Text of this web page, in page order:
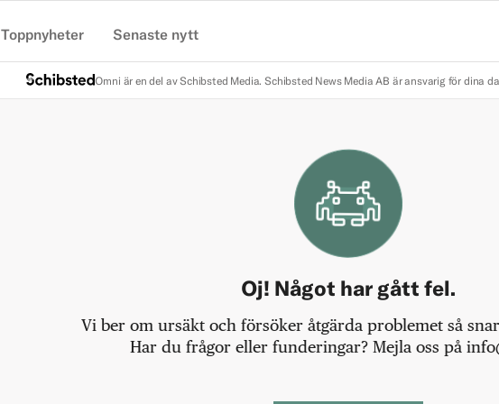
Toppnyheter Senaste nytt
Omni är en del av Schibsted Media. Schibsted News Media AB är ansvarig för dina
Oj! Något har gått fel.
Vi ber om ursäkt och försöker åtgärda problemet så
Har du frågor eller funderingar? Mejla oss på